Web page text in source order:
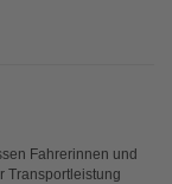
Fahrerinnen und
Transportleistung